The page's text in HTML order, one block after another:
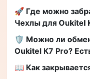
🚀 Где можно
Чехлы для Oukitel
🛡️ Можно ли
Oukitel K7 Pro?
📖 Как